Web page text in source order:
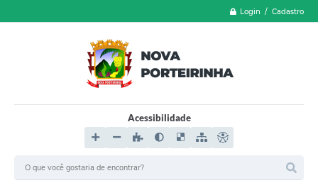
Login / Cadastro
Acessibilidade